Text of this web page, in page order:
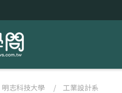
明志科技大學 / 工業設計系